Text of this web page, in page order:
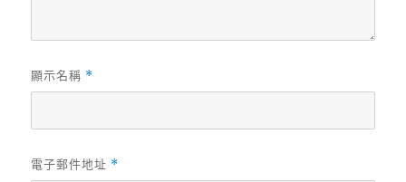
顯示名稱 *
電子郵件地址 *